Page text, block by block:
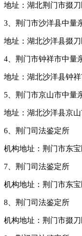
地址：湖北荆门市掇刀
3、荆门市沙洋县中量
地址：湖北沙洋县掇刀
4、荆门市钟祥市中量
地址：湖北沙洋县钟
5、荆门市京山市中量
地址：湖北沙洋县京
6、荆门司法鉴定所
机构地址：荆门市东
7、荆门司法鉴定所
机构地址：荆门市东
8、荆门司法鉴定所
机构地址：荆门市掇